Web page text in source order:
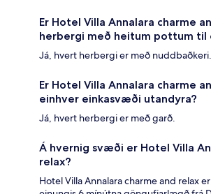
Er Hotel Villa Annalara charme
herbergi með heitum pottum til
Já, hvert herbergi er með nuddbaðkeri.
Er Hotel Villa Annalara charme
einhver einkasvæði utandyra?
Já, hvert herbergi er með garð.
Á hvernig svæði er Hotel Villa
relax?
Hotel Villa Annalara charme and relax